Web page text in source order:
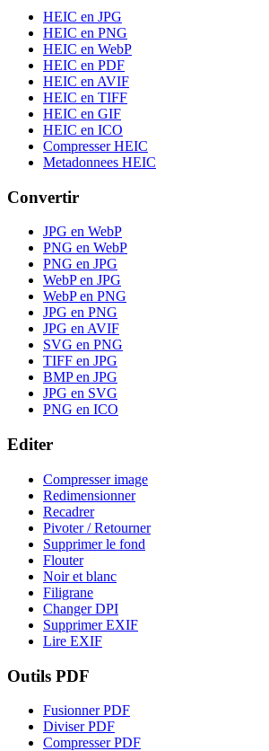
HEIC en JPG
HEIC en PNG
HEIC en WebP
HEIC en PDF
HEIC en AVIF
HEIC en TIFF
HEIC en GIF
HEIC en ICO
Compresser HEIC
Metadonnees HEIC
Convertir
JPG en WebP
PNG en WebP
PNG en JPG
WebP en JPG
WebP en PNG
JPG en PNG
JPG en AVIF
SVG en PNG
TIFF en JPG
BMP en JPG
JPG en SVG
PNG en ICO
Editer
Compresser image
Redimensionner
Recadrer
Pivoter / Retourner
Supprimer le fond
Flouter
Noir et blanc
Filigrane
Changer DPI
Supprimer EXIF
Lire EXIF
Outils PDF
Fusionner PDF
Diviser PDF
Compresser PDF